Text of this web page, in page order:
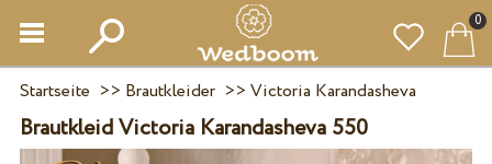
0
Startseite >> Brautkleider>> Victoria Karandasheva
Brautkleid Victoria Karandasheva 550